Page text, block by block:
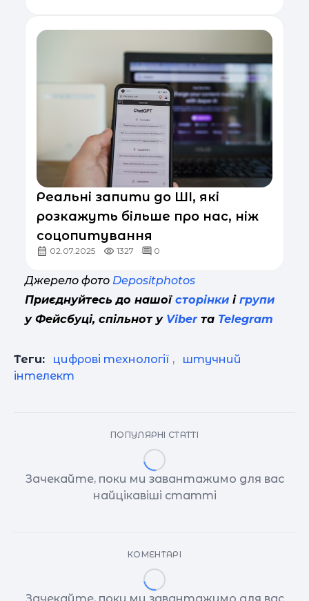
Реальні запити до ШІ, які
розкажуть більше про нас, ніж
соцопитування
02.07.2025 1327 0
Джерело фото Depositphotos
Приєднуйтесь до нашої сторінки і групи
у Фейсбуці, спільнот у Viberта Telegram
Теги: цифрові технології ,
штучний
інтелект
ПОПУЛЯРНІ СТАТТІ
Зачекайте, поки ми завантажимо для вас
найцікавіші статті
КОМЕНТАРІ